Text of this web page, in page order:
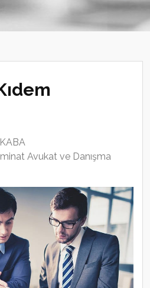
Avukat ve Danışma